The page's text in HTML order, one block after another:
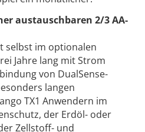
austauschbaren 2/3 AA-
selbst im optionalen
Jahre lang mit Strom
von DualSense-
langen
TX1 Anwendern im
der Erdöl- oder
Zellstoff- und